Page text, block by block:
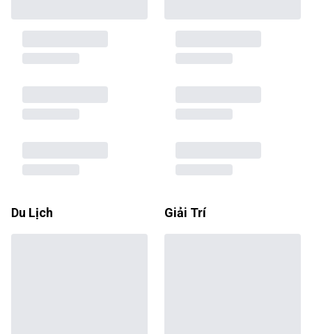
Du Lịch Giải Trí